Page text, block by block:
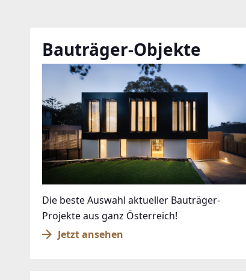
Bauträger-Objekte
Die beste Auswahl aktueller Bauträger-
Projekte aus ganz Österreich!
Jetzt ansehen